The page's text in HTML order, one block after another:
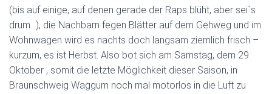
C
H
T
(bis auf einige, auf denen gerade der Raps blüht, aber sei´s
drum…), die Nachbarn fegen Blätter auf dem Gehweg und im
Wohnwagen wird es nachts doch langsam ziemlich frisch –
kurzum, es ist Herbst. Also bot sich am Samstag, dem 29.
Oktober , somit die letzte Möglichkeit dieser Saison, in
Braunschweig Waggum noch mal motorlos in die Luft zu